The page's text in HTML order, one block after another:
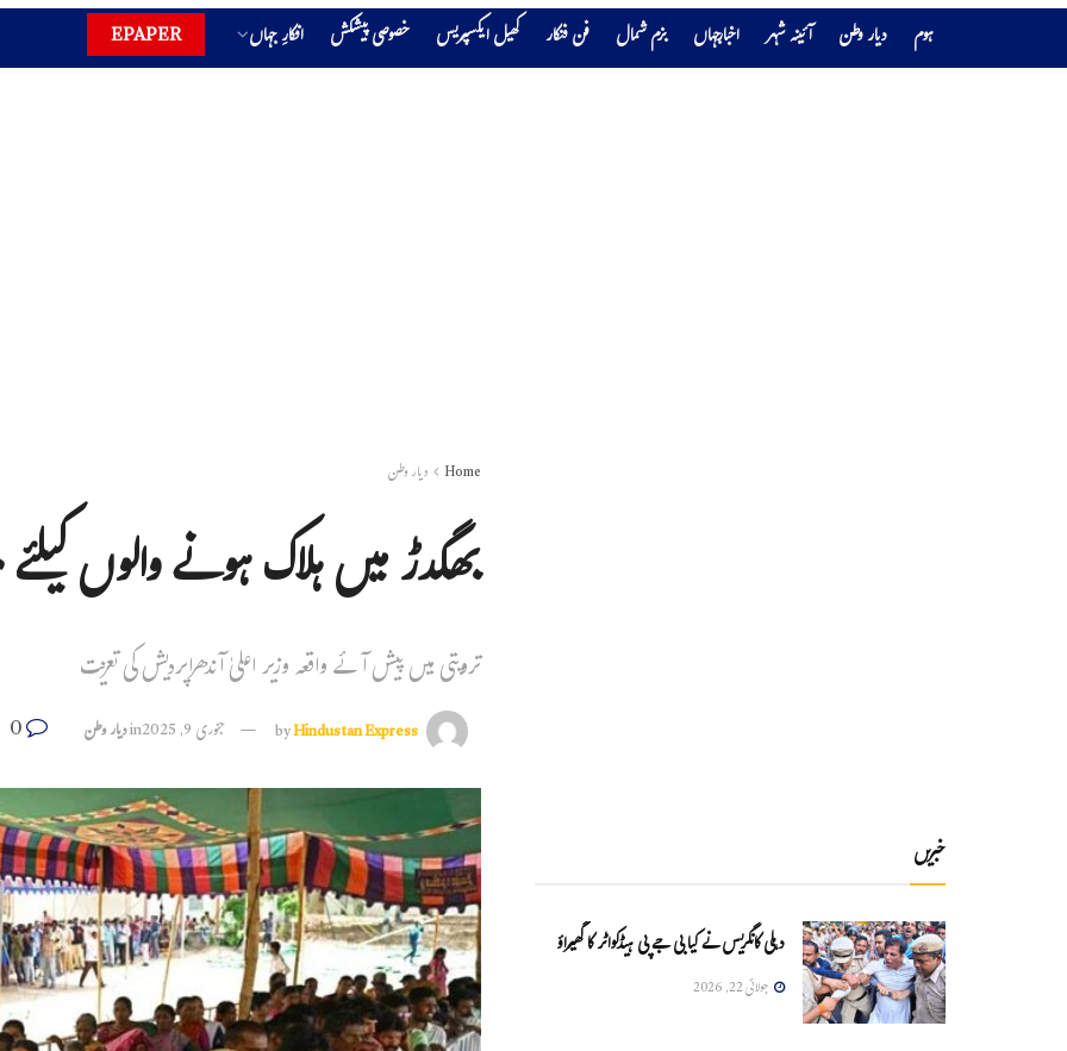
ہوم دیار وطن آئینہ شہر اخبارجہاں بزم شمال فن فنکار کھیل ایکسپریس خصوصی پیشکش افکارِ جہاں EPAPER
Home دیار وطن
بھگدڑ میں ہلاک ہونے والوں
تروپتی میں پیش آئے واقعہ وزیر اعلیٰ آندھراپردیش کی تعزیت
byHindustan Express جنوری 9, 2025 inدیار وطن
خبریں
دہلی کانگریس نے کیا بی جے پی ہیڈکواٹر کا گھیراؤ
جولائی 22, 2026